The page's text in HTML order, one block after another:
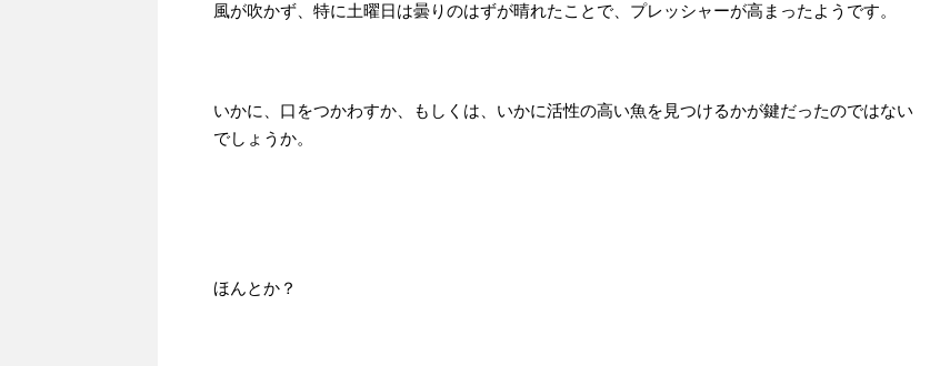
風が吹かず、特に土曜日は曇りのはずが晴れたことで、プレッシャーが高まったようです。
いかに、口をつかわすか、もしくは、いかに活性の高い魚を見つけるかが鍵だったのではない
でしょうか。
ほんとか？